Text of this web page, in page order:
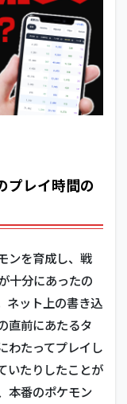
プレイ時間の
ンを育成し、戦
十分にあったの
ネット上の書き込
直前にあたるタ
わたってプレイし
いたりしたことが
本番のポケモン